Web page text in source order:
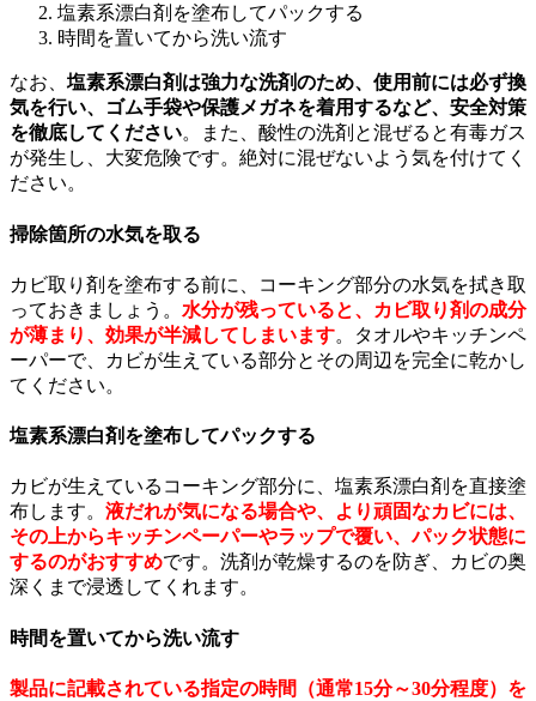
塩素系漂白剤を塗布してパックする
時間を置いてから洗い流す
なお、 塩素系漂白剤は強力な洗剤のため、使用前には必ず換
気を行い、ゴム手袋や保護メガネを着用するなど、安全対策
を徹底してください。また、酸性の洗剤と混ぜると有毒ガス
が発生し、大変危険です。絶対に混ぜないよう気を付けてく
ださい。
掃除箇所の水気を取る
カビ取り剤を塗布する前に、コーキング部分の水気を拭き取
っておきましょう。 水分が残っていると、カビ取り剤の成分
が薄まり、効果が半減してしまいます。タオルやキッチンペ
ーパーで、カビが生えている部分とその周辺を完全に乾かし
てください。
塩素系漂白剤を塗布してパックする
カビが生えているコーキング部分に、塩素系漂白剤を直接塗
布します。 液だれが気になる場合や、より頑固なカビには、
その上からキッチンペーパーやラップで覆い、パック状態に
するのがおすすめです。洗剤が乾燥するのを防ぎ、カビの奥
深くまで浸透してくれます。
時間を置いてから洗い流す
製品に記載されている指定の時間（通常15分～30分程度）を